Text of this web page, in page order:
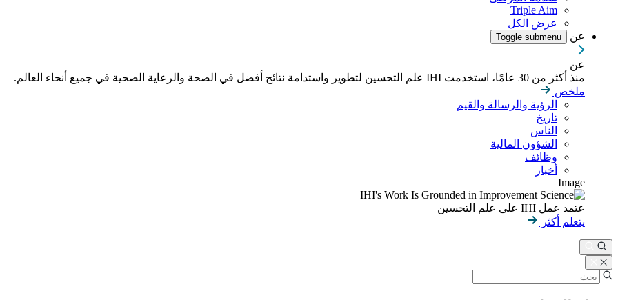
Triple Aim
عرض الكل
عن
Toggle submenu
عن
منذ أكثر من 30 عامًا، استخدمت IHI علم التحسين لتطوير واستدامة نتائج أفضل في الصحة والرعاية الصحية في جميع أنحاء العالم.
ملخص
الرؤية والرسالة والقيم
تاريخ
الناس
الشؤون المالية
وظائف
أخبار
Image
عتمد عمل IHI على علم التحسين
يتعلم أكثر